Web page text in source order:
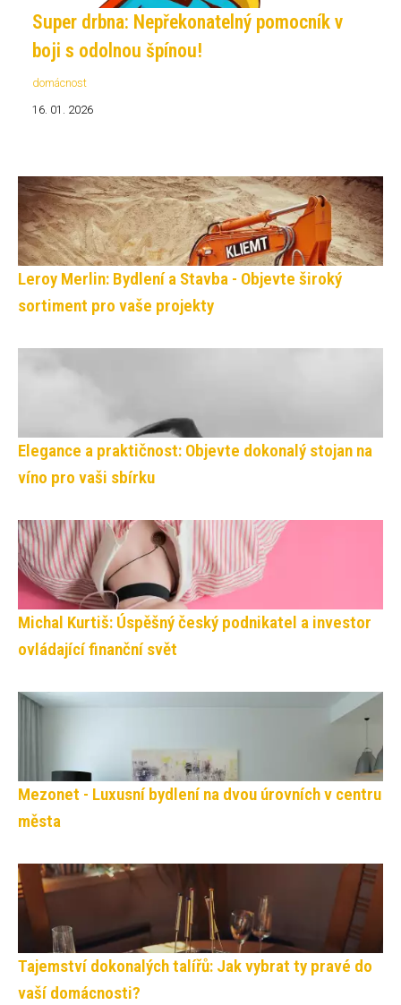
Super drbna: Nepřekonatelný pomocník v
boji s odolnou špínou!
domácnost
16. 01. 2026
Leroy Merlin: Bydlení a Stavba - Objevte široký
sortiment pro vaše projekty
Elegance a praktičnost: Objevte dokonalý stojan na
víno pro vaši sbírku
Michal Kurtiš: Úspěšný český podnikatel a investor
ovládající finanční svět
Mezonet - Luxusní bydlení na dvou úrovních v centru
města
Tajemství dokonalých talířů: Jak vybrat ty pravé do
vaší domácnosti?